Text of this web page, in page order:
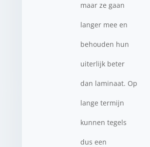
maar ze gaan
langer mee en
behouden hun
uiterlijk beter
dan laminaat. Op
lange termijn
kunnen tegels
dus een